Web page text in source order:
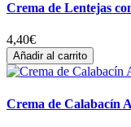
Crema de Lentejas
4,40€
Añadir al carrito
Crema de Calabacín